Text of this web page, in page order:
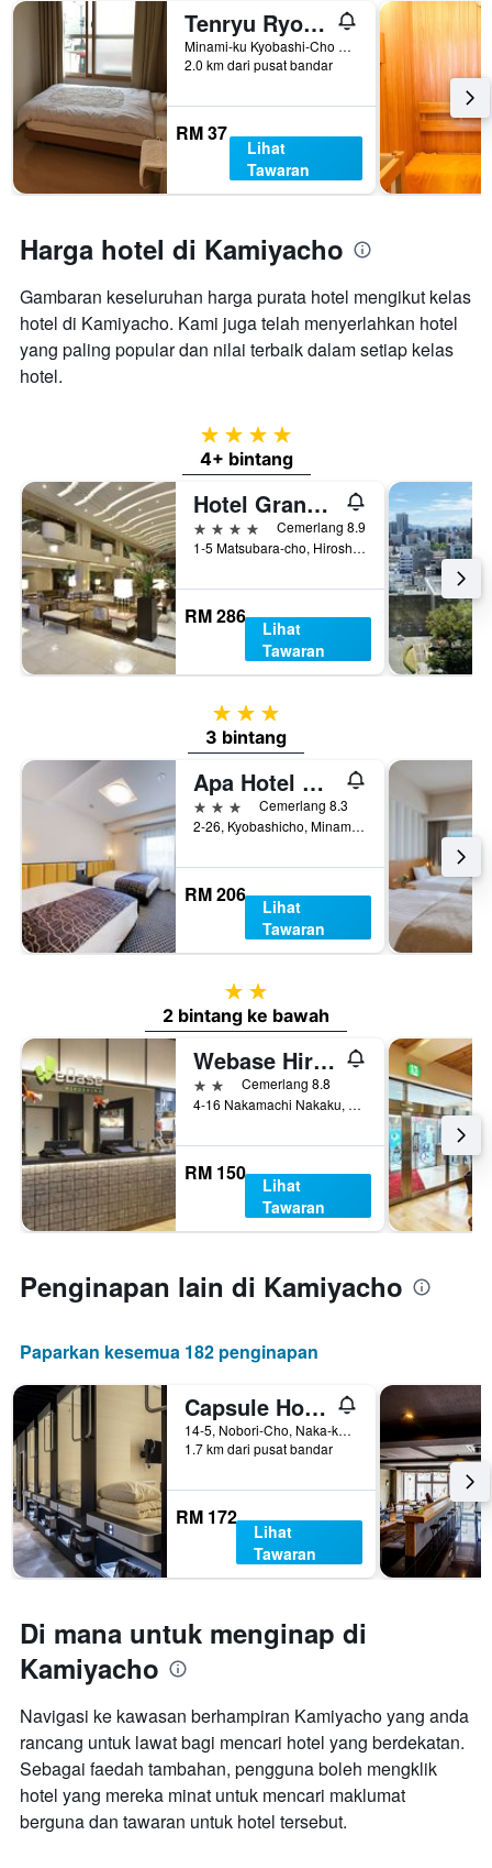
Tenryu Ryokan
Minami-ku Kyobashi-Cho 3-13, Hiroshima, Jepun
2.0 km dari pusat bandar
RM 37
Lihat
Tawaran
Harga hotel di Kamiyacho
Gambaran keseluruhan harga purata hotel mengikut kelas
hotel di Kamiyacho. Kami juga telah menyerlahkan hotel
yang paling popular dan nilai terbaik dalam setiap kelas
hotel.
4 bintang
4+ bintang
Hotel Granvia Hiroshima
4 bintang
Cemerlang 8.9
1-5 Matsubara-cho, Hiroshima, Jepun
RM 286
Lihat
Tawaran
3 bintang
3 bintang
Apa Hotel Hiroshima Ekimae Ohashi
3 bintangCemerlang 8.3
2-26, Kyobashicho, Minami-ku, Hiroshima, Jepun
RM 206
Lihat
Tawaran
2 bintang
2 bintang ke bawah
Webase Hiroshima
2 bintangCemerlang 8.8
4-16 Nakamachi Nakaku, Hiroshima, Jepun
RM 150
Lihat
Tawaran
Penginapan lain di Kamiyacho
Paparkan kesemua 182 penginapan
Capsule Hotel Cube
14-5, Nobori-Cho, Naka-ku, Hiroshima, Jepun
1.7 km dari pusat bandar
RM 172
Lihat
Tawaran
Di mana untuk menginap di
Kamiyacho
Navigasi ke kawasan berhampiran Kamiyacho yang anda
rancang untuk lawat bagi mencari hotel yang berdekatan.
Sebagai faedah tambahan, pengguna boleh mengklik
hotel yang mereka minat untuk mencari maklumat
berguna dan tawaran untuk hotel tersebut.